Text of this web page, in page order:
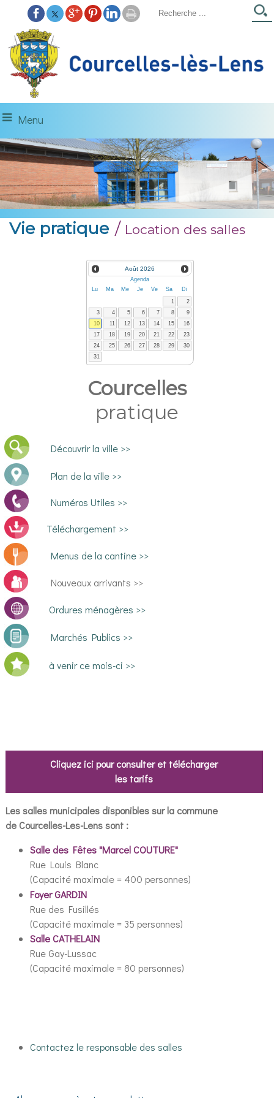
Menu
Vie pratique / Location des salles
Août 2026
Agenda
Lu
Ma Me Je Ve Sa
Di
1
2
3
4 5 6 7 8
9
10
11 12 13 14 15
16
17
18 19 20 21 22
23
24
25 26 27 28 29
30
31
Courcelles
pratique
Découvrir la ville >>
Plan de la ville >>
Numéros Utiles >>
Téléchargement >>
Menus de la cantine >>
Nouveaux arrivants >>
Ordures ménagères >>
Marchés Publics >>
à venir ce mois-ci >>
Cliquez ici pour consulter et télécharger
les tarifs
Les salles municipales disponibles sur la commune
de Courcelles-Les-Lens sont :
Salle des Fêtes "Marcel COUTURE"
Rue Louis Blanc
(Capacité maximale = 400 personnes)
Foyer GARDIN
Rue des Fusillés
(Capacité maximale = 35 personnes)
Salle CATHELAIN
Rue Gay-Lussac
(Capacité maximale = 80 personnes)
Contactez le responsable des salles